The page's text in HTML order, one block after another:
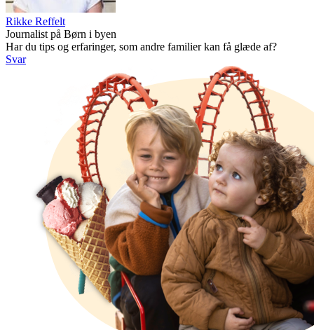
Rikke Reffelt
Journalist på Børn i byen
Har du tips og erfaringer, som andre familier kan få glæde af?
Svar